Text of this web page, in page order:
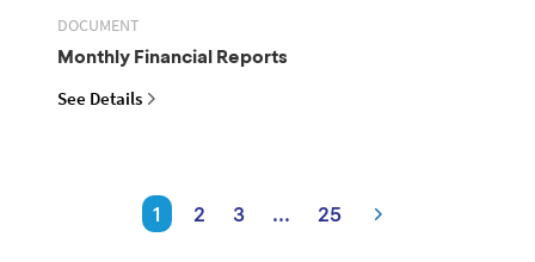
DOCUMENT
Monthly Financial Reports
See Details
1 2 3 ... 25